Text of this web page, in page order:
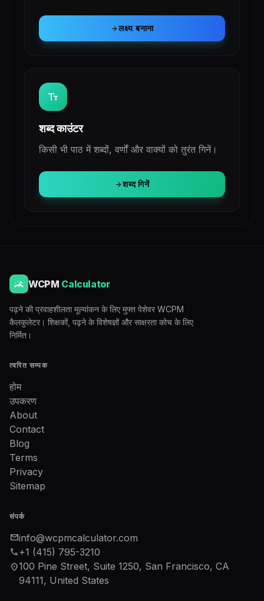
arrow_forwardलक्ष्य बनाना
text_fields
शब्द काउंटर
किसी भी पाठ में शब्दों, वर्णों और वाक्यों को तुरंत गिनें।
arrow_forwardशब्द गिनें
WCPM Calculator
पढ़ने की प्रवाहशीलता मूल्यांकन के लिए मुफ्त पेशेवर WCPM
कैलकुलेटर। शिक्षकों, पढ़ने के विशेषज्ञों और साक्षरता कोच के लिए
निर्मित।
त्वरित सम्पक
होम
उपकरण
About
Contact
Blog
Terms
Privacy
Sitemap
संपर्क
mailinfo@wcpmcalculator.com
phone+1 (415) 795-3210
location_on100 Pine Street, Suite 1250, San Francisco, CA
94111, United States